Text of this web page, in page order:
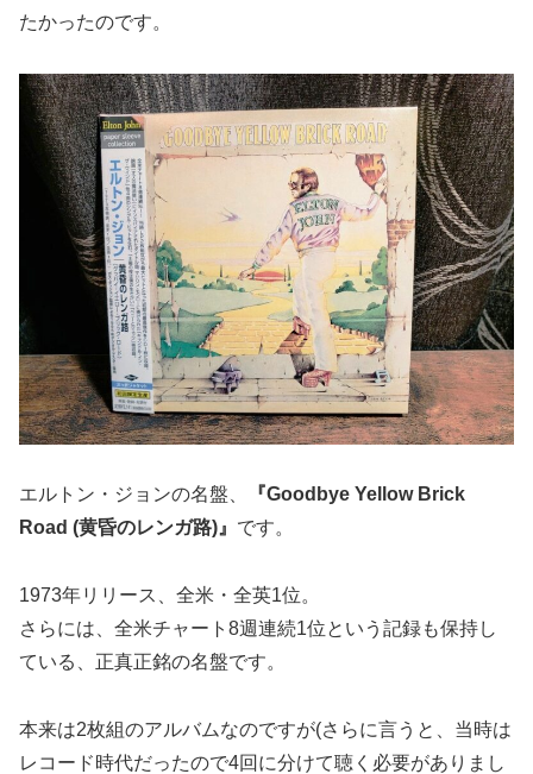
たかったのです。
エルトン・ジョンの名盤、
『Goodbye Yellow Brick
Road (黄昏のレンガ路)』 です。
1973年リリース、全米・全英1位。
さらには、全米チャート8週連続1位という記録も保持し
ている、正真正銘の名盤です。
本来は2枚組のアルバムなのですが(さらに言うと、当時は
レコード時代だったので4回に分けて聴く必要がありまし